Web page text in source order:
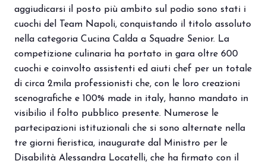
aggiudicarsi il posto più ambito sul podio sono stati i
cuochi del Team Napoli, conquistando il titolo assoluto
nella categoria Cucina Calda a Squadre Senior. La
competizione culinaria ha portato in gara oltre 600
cuochi e coinvolto assistenti ed aiuti chef per un totale
di circa 2mila professionisti che, con le loro creazioni
scenografiche e 100% made in italy, hanno mandato in
visibilio il folto pubblico presente. Numerose le
partecipazioni istituzionali che si sono alternate nella
tre giorni fieristica, inaugurate dal Ministro per le
Disabilità Alessandra Locatelli, che ha firmato con il